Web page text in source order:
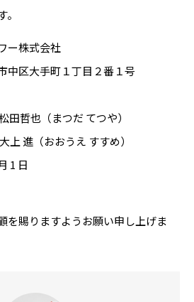
ー株式会社
中区大手町１丁目２番１号
田哲也（まつだ てつや）
上 進（おおうえ すすめ）
1 日
を賜りますようお願い申し上げま